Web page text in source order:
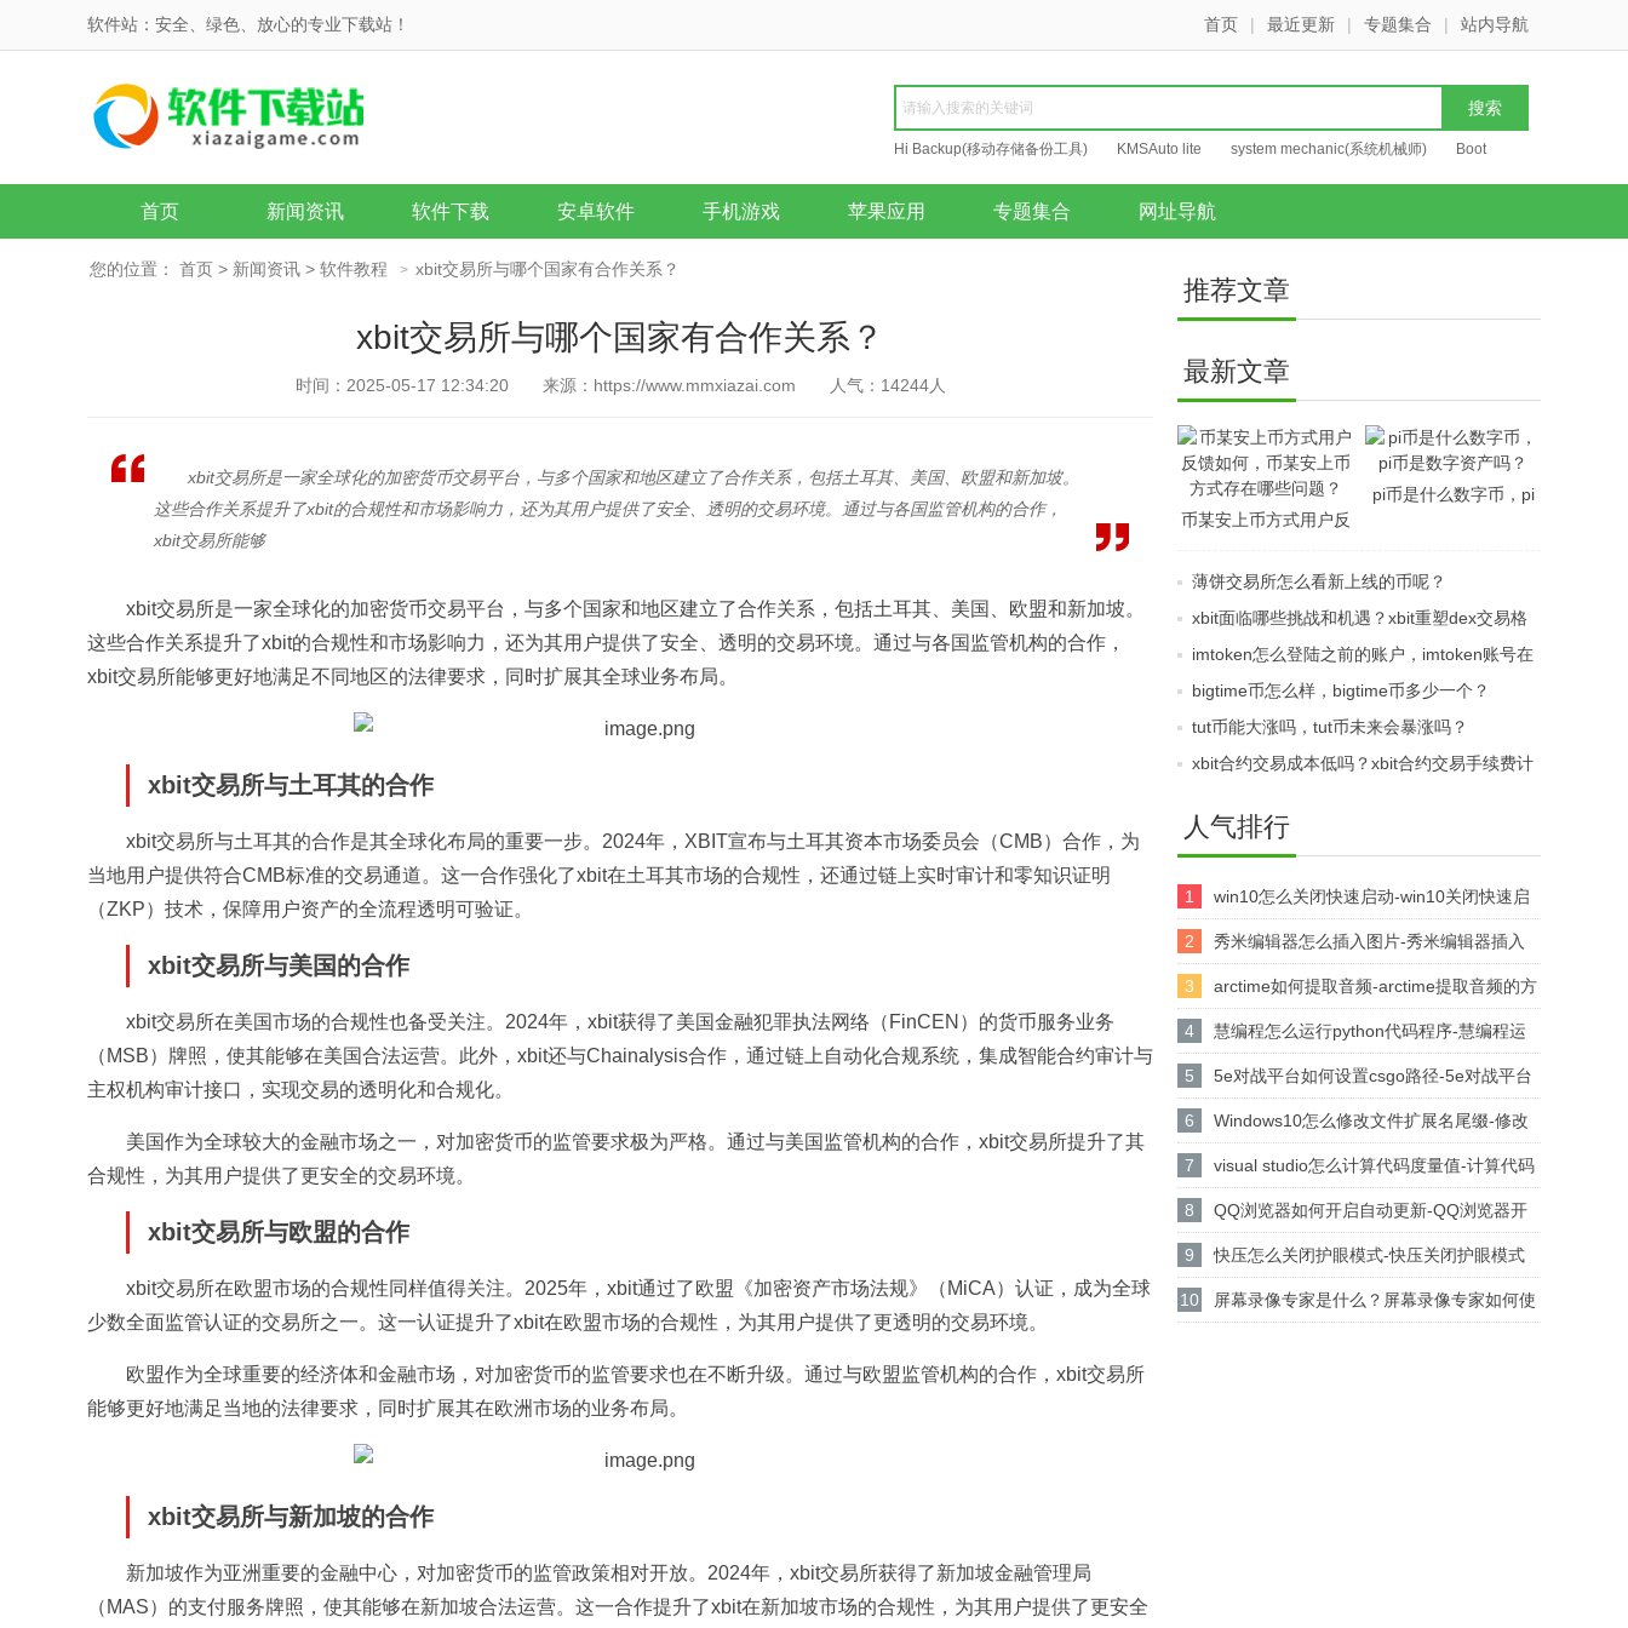
软件站：安全、绿色、放心的专业下载站！ 首页 | 最近更新 | 专题集合 | 站内导航
Hi Backup(移动存储备份工具) KMSAuto lite system mechanic(系统机械师) Boot
Repair
首页 新闻资讯 软件下载 安卓软件 手机游戏 苹果应用 专题集合 网址导航
您的位置： 首页 > 新闻资讯 > 软件教程 > xbit交易所与哪个国家有合作关系？
xbit交易所与哪个国家有合作关系？
时间：2025-05-17 12:34:20 来源：https://www.mmxiazai.com 人气： 14244人
xbit交易所是一家全球化的加密货币交易平台，与多个国家和地区建立了合作关系，包括土耳其、美国、欧盟和新加坡。
这些合作关系提升了xbit的合规性和市场影响力，还为其用户提供了安全、透明的交易环境。通过与各国监管机构的合作，
xbit交易所能够
xbit交易所是一家全球化的加密货币交易平台，与多个国家和地区建立了合作关系，包括土耳其、美国、欧盟和新加坡。
这些合作关系提升了xbit的合规性和市场影响力，还为其用户提供了安全、透明的交易环境。通过与各国监管机构的合作，
xbit交易所能够更好地满足不同地区的法律要求，同时扩展其全球业务布局。
xbit交易所与土耳其的合作
xbit交易所与土耳其的合作是其全球化布局的重要一步。2024年，XBIT宣布与土耳其资本市场委员会（CMB）合作，为
当地用户提供符合CMB标准的交易通道。这一合作强化了xbit在土耳其市场的合规性，还通过链上实时审计和零知识证明
（ZKP）技术，保障用户资产的全流程透明可验证。
xbit交易所与美国的合作
xbit交易所在美国市场的合规性也备受关注。2024年，xbit获得了美国金融犯罪执法网络（FinCEN）的货币服务业务
（MSB）牌照，使其能够在美国合法运营。此外，xbit还与Chainalysis合作，通过链上自动化合规系统，集成智能合约审计与
主权机构审计接口，实现交易的透明化和合规化。
美国作为全球较大的金融市场之一，对加密货币的监管要求极为严格。通过与美国监管机构的合作，xbit交易所提升了其
合规性，为其用户提供了更安全的交易环境。
xbit交易所与欧盟的合作
xbit交易所在欧盟市场的合规性同样值得关注。2025年，xbit通过了欧盟《加密资产市场法规》（MiCA）认证，成为全球
少数全面监管认证的交易所之一。这一认证提升了xbit在欧盟市场的合规性，为其用户提供了更透明的交易环境。
欧盟作为全球重要的经济体和金融市场，对加密货币的监管要求也在不断升级。通过与欧盟监管机构的合作，xbit交易所
能够更好地满足当地的法律要求，同时扩展其在欧洲市场的业务布局。
xbit交易所与新加坡的合作
新加坡作为亚洲重要的金融中心，对加密货币的监管政策相对开放。2024年，xbit交易所获得了新加坡金融管理局
（MAS）的支付服务牌照，使其能够在新加坡合法运营。这一合作提升了xbit在新加坡市场的合规性，为其用户提供了更安全
推荐文章
最新文章
币某安上币方式用户反
式存在哪些问题？
pi币是什么数字币，pi
薄饼交易所怎么看新上线的币呢？
xbit面临哪些挑战和机遇？xbit重塑dex交易格
局的挑战
imtoken怎么登陆之前的账户，imtoken账号在
另一个手机怎么登录？
bigtime币怎么样，bigtime币多少一个？
tut币能大涨吗，tut币未来会暴涨吗？
xbit合约交易成本低吗？xbit合约交易手续费计
人气排行
1 win10怎么关闭快速启动-win10关闭快速启
动的方法
2 秀米编辑器怎么插入图片-秀米编辑器插入
图片的方法
3 arctime如何提取音频-arctime提取音频的方
法介绍
4 慧编程怎么运行python代码程序-慧编程运
行python代码程序的方法
5 5e对战平台如何设置csgo路径-5e对战平台
设置csgo路径的方法
6 Windows10怎么修改文件扩展名尾缀-修改
文件扩展名尾缀方法
7 visual studio怎么计算代码度量值-计算代码
度量值方法
8 QQ浏览器如何开启自动更新-QQ浏览器开
启自动更新的方法
9 快压怎么关闭护眼模式-快压关闭护眼模式
的方法介绍
10 屏幕录像专家是什么？屏幕录像专家如何使